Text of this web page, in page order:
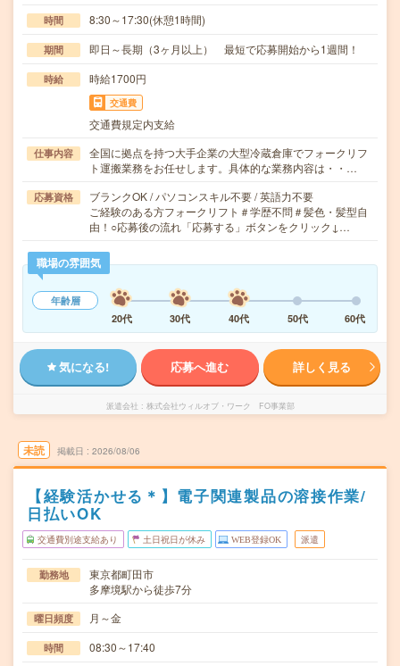
時間 8:30～17:30(休憩1時間)
期間 即日～長期（3ヶ月以上） 最短で応募開始から1週間！
時給 時給1700円
交通費
交通費規定内支給
仕事内容
全国に拠点を持つ大手企業の大型冷蔵倉庫でフォークリフ
ト運搬業務をお任せします。具体的な業務内容は・・…
応募資格
ブランクOK / パソコンスキル不要 / 英語力不要
ご経験のある方フォークリフト＃学歴不問＃髪色・髪型自
由！○応募後の流れ「応募する」ボタンをクリック↓…
職場の雰囲気
年齢層
20代
30代 40代 50代 60代
気になる! 応募へ進む 詳しく見る
派遣会社 株式会社ウィルオブ・ワーク FO事業部
未読 掲載日 2026/08/06
【経験活かせる＊】電子関連製品の溶接作業/
日払いOK
交通費別途支給あり 土日祝日が休み WEB登録OK 派遣
勤務地
東京都町田市
多摩境駅から徒歩7分
曜日頻度 月～金
時間 08:30～17:40